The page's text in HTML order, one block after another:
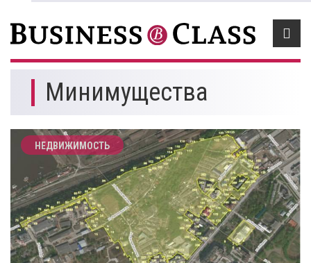
Минимущества
НЕДВИЖИМОСТЬ